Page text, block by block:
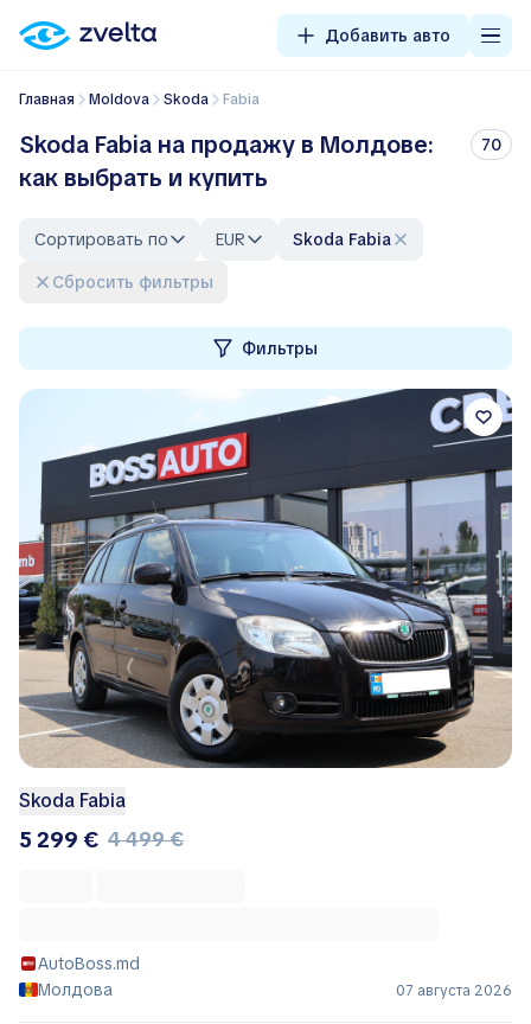
Добавить авто
Главная Moldova Skoda Fabia
Skoda Fabia на продажу в Молдове:
как выбрать и купить
70
Сортировать по EUR
Skoda Fabia
Сбросить фильтры
Фильтры
Skoda Fabia
5 299 € 4 499 €
AutoBoss.md
Молдова
07 августа 2026